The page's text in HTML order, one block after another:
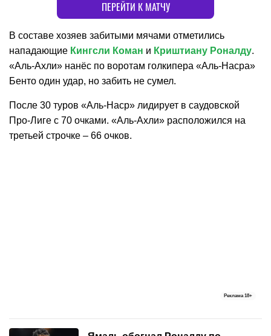
ПЕРЕЙТИ К МАТЧУ
В составе хозяев забитыми мячами отметились
нападающие Кингсли Коман и Криштиану Роналду.
«Аль-Ахли» нанёс по воротам голкипера «Аль-Насра»
Бенто один удар, но забить не сумел.
После 30 туров «Аль-Наср» лидирует в саудовской
Про-Лиге с 70 очками. «Аль-Ахли» расположился на
третьей строчке – 66 очков.
Реклама 18+